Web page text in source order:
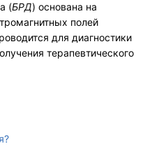
(БРД) основана на
полей
для диагностики
терапевтического